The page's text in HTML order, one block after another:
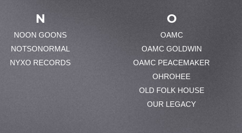
N
NOON GOONS
NOTSONORMAL
NYXO RECORDS
O
OAMC
OAMC GOLDWIN
OAMC PEACEMAKER
OHROHEE
OLD FOLK HOUSE
OUR LEGACY